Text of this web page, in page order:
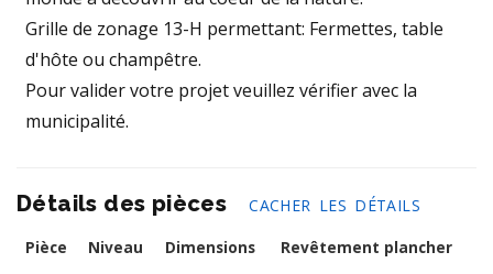
Grille de zonage 13-H permettant: Fermettes, table
d'hôte ou champêtre.
Pour valider votre projet veuillez vérifier avec la
municipalité.
Détails des pièces
CACHER LES DÉTAILS
Pièce
Niveau Dimensions Revêtement plancher